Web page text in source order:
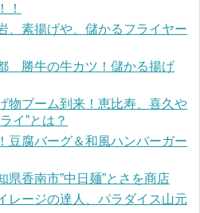
！
、素揚げや、儲かるフライヤー
勝牛の牛カツ！儲かる揚げ
物ブーム到来！恵比寿、喜久や
イ”とは？
豆腐バーグ＆和風ハンバーガー
県香南市”中日麺”とさを商店
レージの達人、パラダイス山元